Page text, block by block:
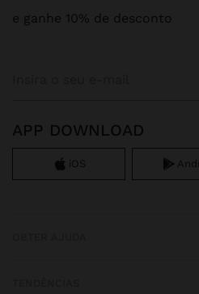
e ganhe 10% de desconto
APP DOWNLOAD
iOS